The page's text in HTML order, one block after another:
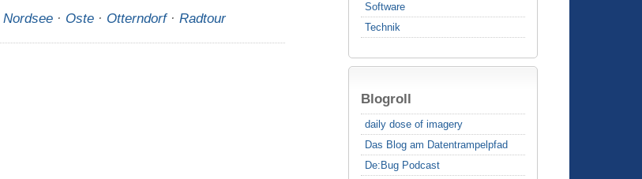
Software
Technik
Blogroll
daily dose of imagery
Das Blog am Datentrampelpfad
De:Bug Podcast
Nordsee · Oste · Otterndorf· Radtour